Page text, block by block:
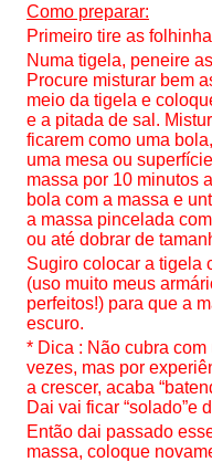
Como preparar:
Primeiro tire as
Numa tigela, peneire
Procure misturar bem
meio da tigela e
e a pitada de sal.
ficarem como uma
uma mesa ou
massa por 10 minutos
bola com a massa e
a massa pincelada
ou até dobrar de
Sugiro colocar a tigela
(uso muito meus
perfeitos!) para que a
escuro.
* Dica : Não cubra
vezes, mas por
a crescer, acaba
Dai vai ficar “solado”e
Então dai passado
massa, coloque